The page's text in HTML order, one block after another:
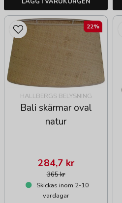
HALLBERGS BELYSNING
Bali skärmar oval
natur
365 kr
284,7 kr
Skickas inom 2-10
vardagar
22%